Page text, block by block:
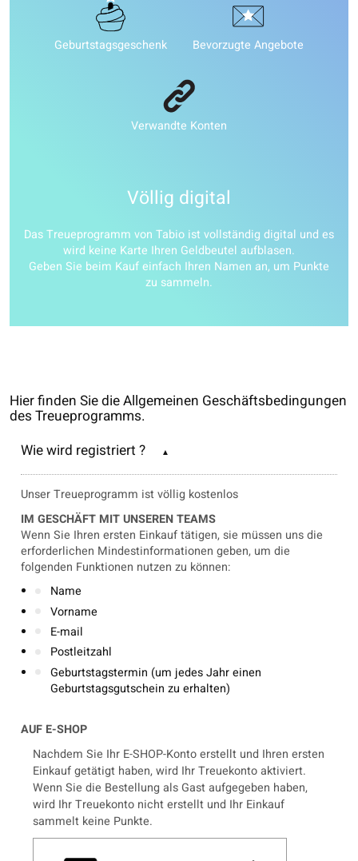
Geburtstagsgeschenk Bevorzugte Angebote
Verwandte Konten
Völlig digital
Das Treueprogramm von Tabio ist vollständig digital und es
wird keine Karte Ihren Geldbeutel aufblasen.
Geben Sie beim Kauf einfach Ihren Namen an, um Punkte
zu sammeln.
Hier finden Sie die Allgemeinen Geschäftsbedingungen
des Treueprogramms.
Wie wird registriert ?
Unser Treueprogramm ist völlig kostenlos
IM GESCHÄFT MIT UNSEREN TEAMS
Wenn Sie Ihren ersten Einkauf tätigen, sie müssen uns die
erforderlichen Mindestinformationen geben, um die
folgenden Funktionen nutzen zu können:
Name
Vorname
E-mail
Postleitzahl
Geburtstagstermin (um jedes Jahr einen
Geburtstagsgutschein zu erhalten)
AUF E-SHOP
Nachdem Sie Ihr E-SHOP-Konto erstellt und Ihren ersten
Einkauf getätigt haben, wird Ihr Treuekonto aktiviert.
Wenn Sie die Bestellung als Gast aufgegeben haben,
wird Ihr Treuekonto nicht erstellt und Ihr Einkauf
sammelt keine Punkte.